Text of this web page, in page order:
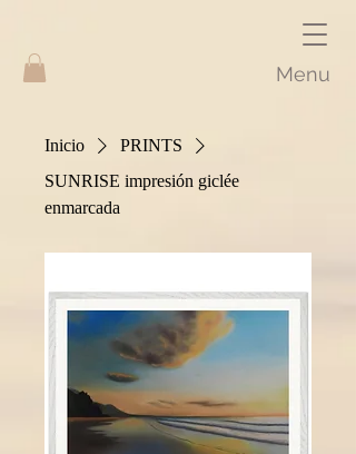
Menu
Inicio
PRINTS
SUNRISE impresión giclée
enmarcada